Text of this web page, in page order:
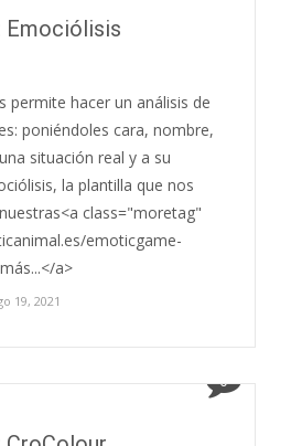
Emociólisis
permite hacer un análisis de
poniéndoles cara, nombre,
situación real y a su
la plantilla que nos
class="moretag"
emoticgame-
a>
19, 2021
0